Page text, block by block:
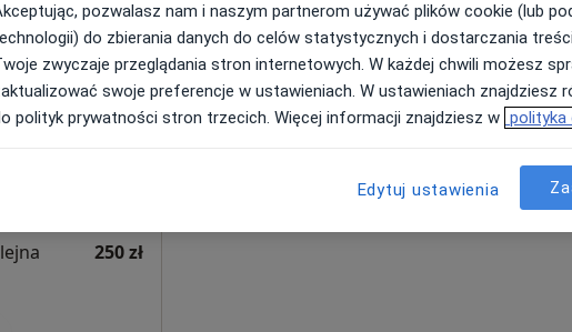
RH5
250 zł
Dziś
9 Sie
Jutro
10 Sie
Wt,
11 Sie
Śr,
12 Sie
Umawianie online nie jest dostępne
pozwalasz nam i naszym partnerom używać plików cookie (lub
do zbierania danych do celów statystycznych i dostarczania
zwyczaje przeglądania stron internetowych. W każdej chwili możesz
swoje preferencje w ustawieniach. W ustawieniach znajdziesz
polityk prywatności stron trzecich. Więcej informacji znajdziesz w polityka
Edytuj ustawienia